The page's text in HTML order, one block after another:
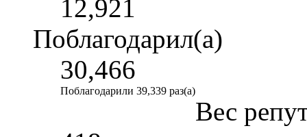
12,921
Поблагодарил(а)
30,466
Поблагодарили 39,339 раз(а)
Вес